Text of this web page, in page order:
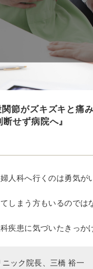
関節がズキズキと
せず病院へ』
人科へ行くのは勇気が
しまう方もいるのでは
疾患に気づいたきっか
ック院長、三橋 裕一